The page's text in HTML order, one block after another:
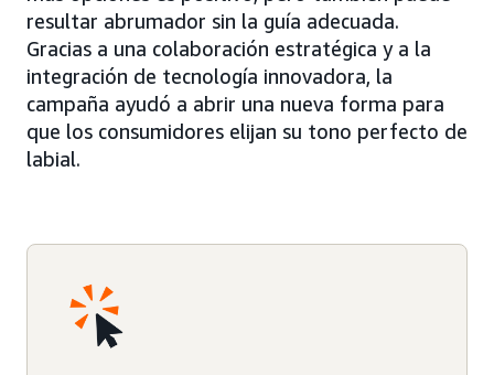
resultar abrumador sin la guía adecuada.
Gracias a una colaboración estratégica y a la
integración de tecnología innovadora, la
campaña ayudó a abrir una nueva forma para
que los consumidores elijan su tono perfecto de
labial.